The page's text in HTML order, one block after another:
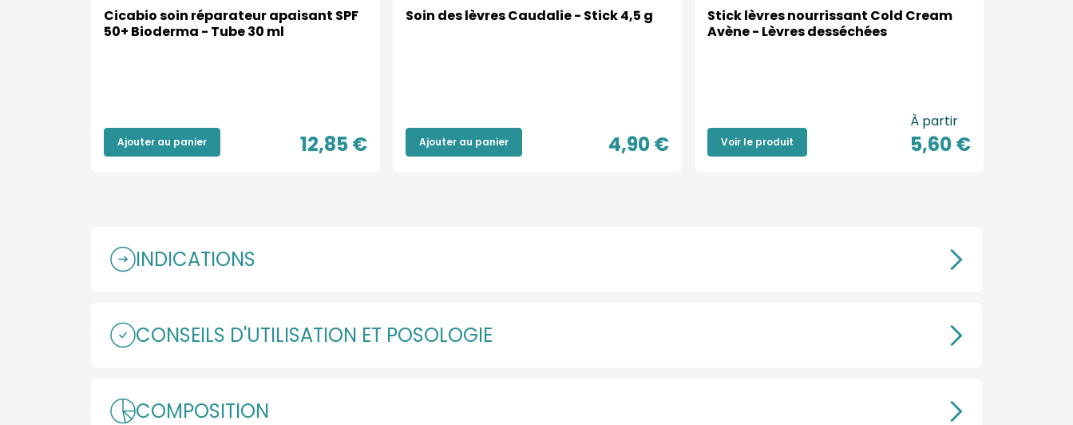
Cicabio soin réparateur apaisant SPF
50+ Bioderma - Tube 30 ml
Ajouter au panier 12,85 €
Soin des lèvres Caudalie - Stick 4,5 g
Ajouter au panier 4,90 €
Stick lèvres nourrissant Cold Cream
Avène - Lèvres desséchées
Voir le produit
À partir
5,60 €
INDICATIONS
CONSEILS D'UTILISATION ET POSOLOGIE
COMPOSITION